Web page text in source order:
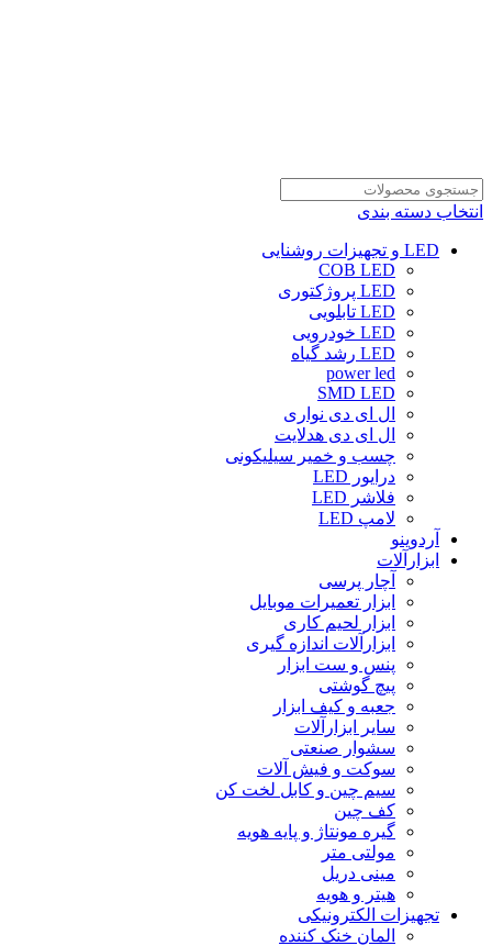
انتخاب دسته بندی
LED و تجهیزات روشنایی
COB LED
LED پروژکتوری
LED تابلویی
LED خودرویی
LED رشد گیاه
power led
SMD LED
ال ای دی نواری
ال ای دی هدلایت
چسب و خمیر سیلیکونی
درایور LED
فلاشر LED
لامپ LED
آردوینو
ابزارآلات
آچار پرسی
ابزار تعمیرات موبایل
ابزار لحیم کاری
ابزارآلات اندازه گیری
پنس و ست ابزار
پیچ گوشتی
جعبه و کیف ابزار
سایر ابزارآلات
سشوار صنعتی
سوکت و فیش آلات
سیم چین و کابل لخت کن
کف چین
گیره مونتاژ و پایه هویه
مولتی متر
مینی دریل
هیتر و هویه
تجهیزات الکترونیکی
المان خنک کننده